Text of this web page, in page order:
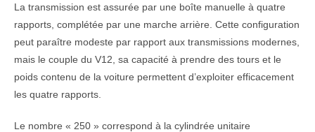
La transmission est assurée par une boîte manuelle à quatre
rapports, complétée par une marche arrière. Cette configuration
peut paraître modeste par rapport aux transmissions modernes,
mais le couple du V12, sa capacité à prendre des tours et le
poids contenu de la voiture permettent d’exploiter efficacement
les quatre rapports.
Le nombre « 250 » correspond à la cylindrée unitaire